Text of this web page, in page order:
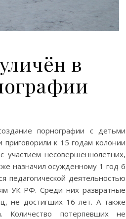
в
порнографии с детьми
приговорили к 15 годам колонии
участием несовершеннолетних,
назначил осужденному 1 год 6
педагогической деятельностью
УК РФ. Среди них развратные
не достигших 16 лет. А также
Количество потерпевших не